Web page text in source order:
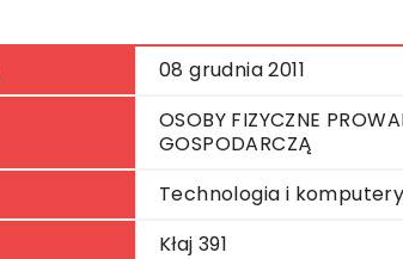
08 grudnia 2011
OSOBY FIZYCZNE
GOSPODARCZĄ
Technologia i komputery
Kłaj 391